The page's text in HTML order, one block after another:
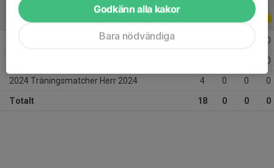
A-LAGSSERIER
2024 Div.4 Södra Herrar 0
0
2024 Träningsmatcher Herr 2024 4 0 0 0
Totalt 18 0 0 0
Godkänn alla kakor
Bara nödvändiga